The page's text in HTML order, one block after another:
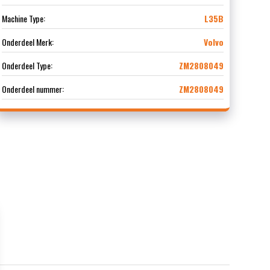
Machine Type:
L35B
Onderdeel Merk:
Volvo
Onderdeel Type:
ZM2808049
Onderdeel nummer:
ZM2808049